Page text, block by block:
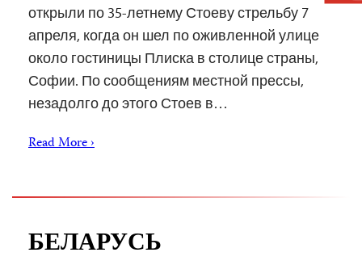
открыли по 35-летнему Стоеву стрельбу 7
апреля, когда он шел по оживленной улице
около гостиницы Плиска в столице страны,
Софии. По сообщениям местной прессы,
незадолго до этого Стоев в…
Read More ›
БЕЛАРУСЬ